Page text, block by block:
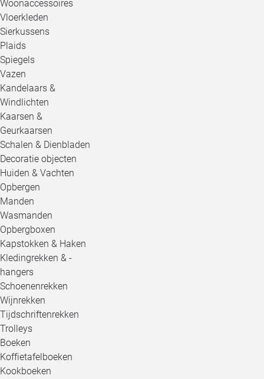
Woonaccessoires
Vloerkleden
Sierkussens
Plaids
Spiegels
Vazen
Kandelaars &
Windlichten
Kaarsen &
Geurkaarsen
Schalen & Dienbladen
Decoratie objecten
Huiden & Vachten
Opbergen
Manden
Wasmanden
Opbergboxen
Kapstokken & Haken
Kledingrekken & -
hangers
Schoenenrekken
Wijnrekken
Tijdschriftenrekken
Trolleys
Boeken
Koffietafelboeken
Kookboeken